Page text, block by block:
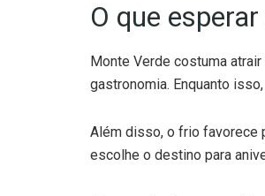
O que
Monte Verde costuma
gastronomia. Enquanto
Além disso, o frio favorece
escolhe o destino para